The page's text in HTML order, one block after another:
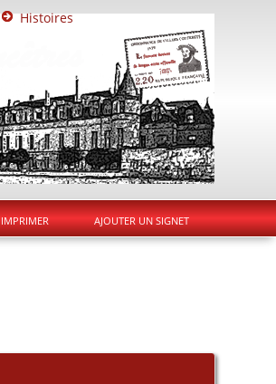
Histoires
IMPRIMER AJOUTER UN SIGNET